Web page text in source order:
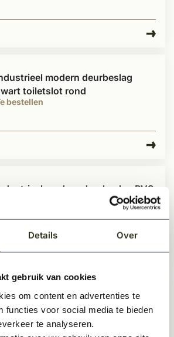
Details Over
gebruik van cookies
om content en advertenties te
functies voor social media te bieden
te analyseren.
bestellen
modern deurbeslag
toiletslot rond
modern deurbeslag RVS
bestellen
modern deurbeslag
deurklink 20mm